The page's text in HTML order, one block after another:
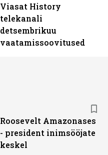
Viasat History
telekanali
detsembrikuu
vaatamissoovitused
Roosevelt Amazonases
- president inimsööjate
keskel